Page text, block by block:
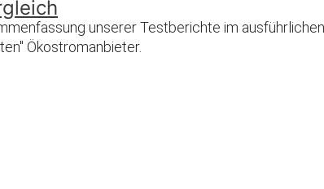
unserer Testberichte im
Ökostromanbieter.